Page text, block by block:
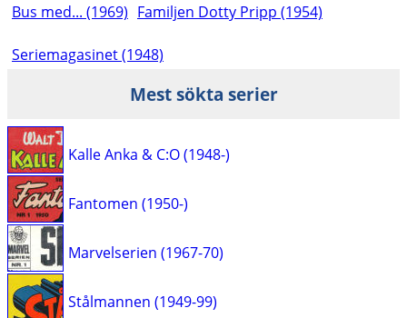
Bus med... (1969) Familjen Dotty Pripp (1954)
Seriemagasinet (1948)
Mest sökta serier
Kalle Anka & C:O (1948-)
Fantomen (1950-)
Marvelserien (1967-70)
Stålmannen (1949-99)